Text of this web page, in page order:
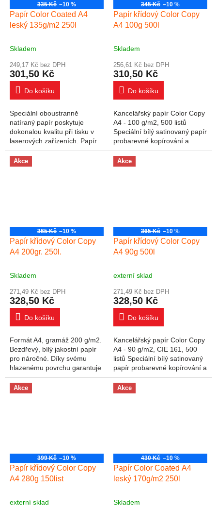
335 Kč –10 %
Papír Color Coated A4
leský 135g/m2 250l
Skladem
249,17 Kč bez DPH
301,50 Kč
Do košíku
Speciální oboustranně
natíraný papír poskytuje
dokonalou kvalitu při tisku v
laserových zařízeních. Papír
je určený především pro tisk
všech reprezentativních
materiálů, např....
345 Kč –10 %
Papír křídový Color Copy
A4 100g 500l
Skladem
256,61 Kč bez DPH
310,50 Kč
Do košíku
Kancelářský papír Color Copy
A4 - 100 g/m2, 500 listů
Speciální bílý satinovaný papír
probarevné kopírování a
barevný laserový tisk. Vysoká
kvalita papíru zaručuje
dokonalé...
Akce
365 Kč –10 %
Papír křídový Color Copy
A4 200gr. 250l.
Skladem
271,49 Kč bez DPH
328,50 Kč
Do košíku
Formát A4, gramáž 200 g/m2.
Bezdřevý, bílý jakostní papír
pro náročné. Díky svému
hlazenému povrchu garantuje
reprodukci barev ojedinělé
originality a brilantnosti na
všech...
Akce
365 Kč –10 %
Papír křídový Color Copy
A4 90g 500l
externí sklad
271,49 Kč bez DPH
328,50 Kč
Do košíku
Kancelářský papír Color Copy
A4 - 90 g/m2, CIE 161, 500
listů Speciální bílý satinovaný
papír probarevné kopírování a
barevný laserový tisk. Vysoká
kvalita papíru zaručuje...
Akce
399 Kč –10 %
Papír křídový Color Copy
A4 280g 150list
externí sklad
Akce
430 Kč –10 %
Papír Color Coated A4
leský 170g/m2 250l
Skladem